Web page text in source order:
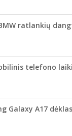
ratlankių
telefono
Galaxy A17 dėklas